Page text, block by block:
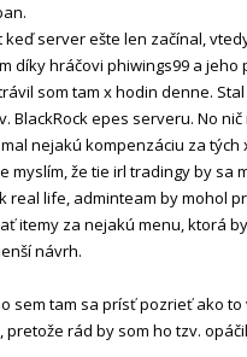
server ešte len začínal,
díky hráčovi phiwings99 a
som tam x hodin denne.
BlackRock epes serveru. No
nejakú kompenzáciu za
myslím, že tie irl tradingy by
real life, adminteam by mohol
itemy za nejakú menu, ktorá
návrh.
sem tam sa prísť pozrieť ako
rád by som ho tzv.